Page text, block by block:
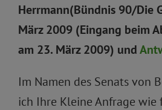
Herrmann(Bündnis 90/Die
März 2009 (Eingang beim
am 23. März 2009) und
Im Namen des Senats von
ich Ihre Kleine Anfrage wie